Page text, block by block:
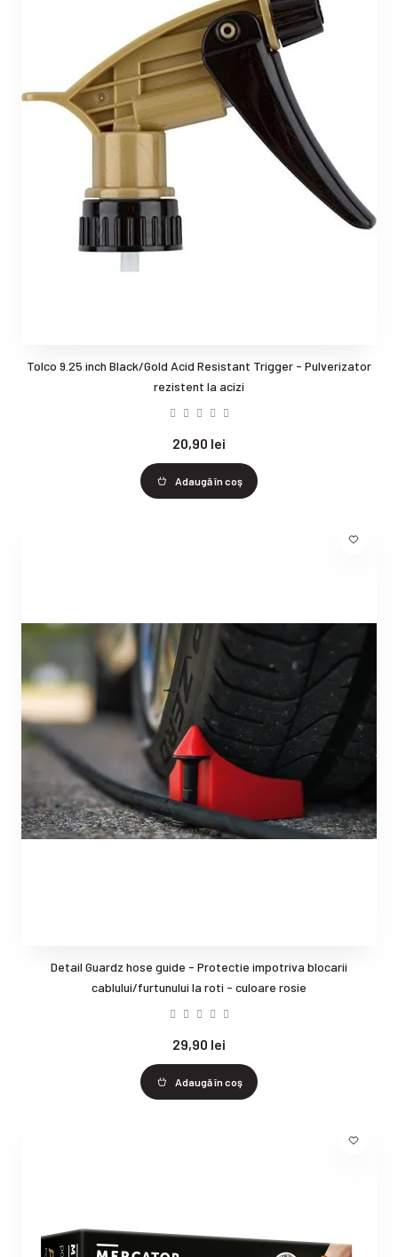
Tolco 9.25 inch Black/Gold Acid Resistant Trigger - Pulverizator
rezistent la acizi
20,90 lei
Adaugă în coş
Detail Guardz hose guide - Protectie impotriva blocarii
cablului/furtunului la roti - culoare rosie
29,90 lei
Adaugă în coş